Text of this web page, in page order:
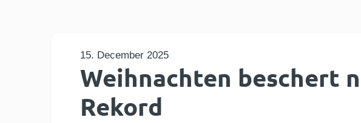
15. December 2025
Weihnachten beschert
Rekord